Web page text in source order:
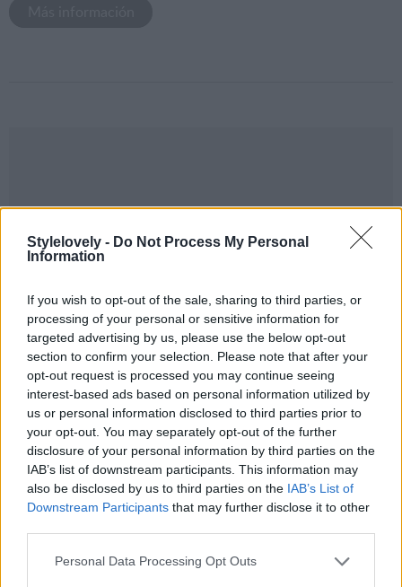
Stylelovely - Do Not Process My Personal
Information
If you wish to opt-out of the sale, sharing to third parties, or
processing of your personal or sensitive information for
targeted advertising by us, please use the below opt-out
section to confirm your selection. Please note that after your
opt-out request is processed you may continue seeing
interest-based ads based on personal information utilized by
us or personal information disclosed to third parties prior to
your opt-out. You may separately opt-out of the further
disclosure of your personal information by third parties on the
IAB’s list of downstream participants. This information may
also be disclosed by us to third parties on the IAB’s List of
Downstream Participants that may further disclose it to other
Personal Data Processing Opt Outs